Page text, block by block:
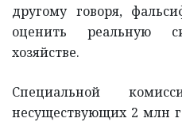
другому говоря,
оценить реальную
хозяйстве.
Специальной
несуществующих 2 млн